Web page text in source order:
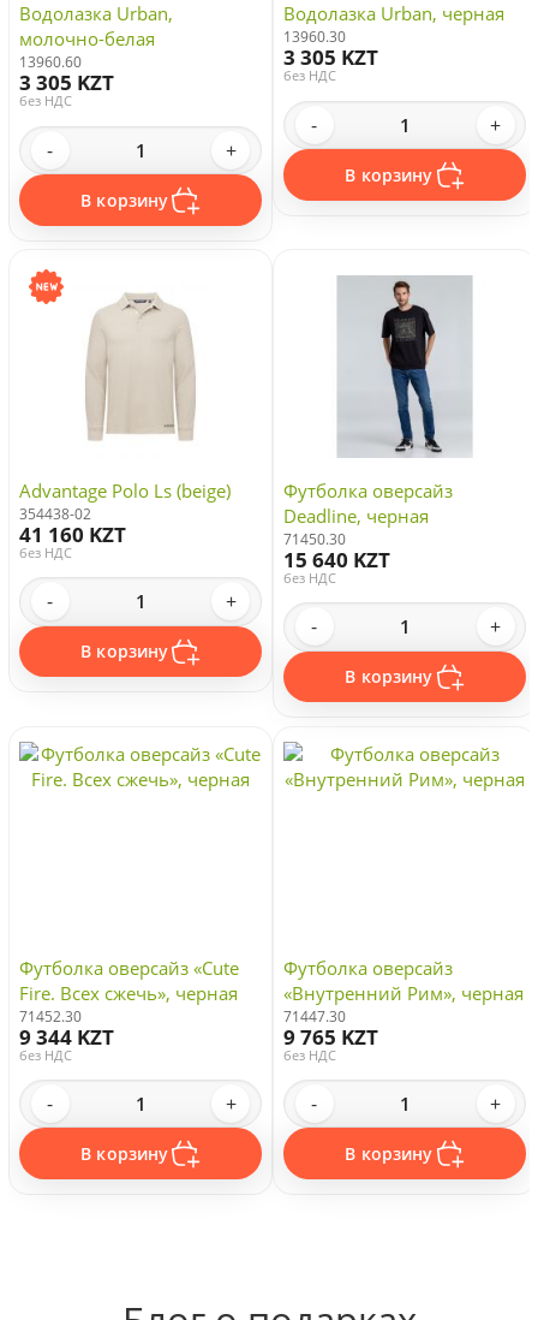
Водолазка Urban,
молочно-белая
13960.60
3 305 KZT
без НДС
- +
В корзину
Водолазка Urban, черная
13960.30
3 305 KZT
без НДС
- +
В корзину
Advantage Polo Ls (beige)
354438-02
41 160 KZT
без НДС
- +
В корзину
Футболка оверсайз
Deadline, черная
71450.30
15 640 KZT
без НДС
- +
В корзину
Футболка оверсайз «Cute
Fire. Всех сжечь», черная
71452.30
9 344 KZT
без НДС
- +
В корзину
Футболка оверсайз
«Внутренний Рим», черная
71447.30
9 765 KZT
без НДС
- +
В корзину